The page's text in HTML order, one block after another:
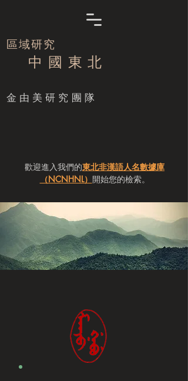
區域研究
中 國 東 北
​金由美研究團隊
歡迎進入我們的東北非漢語人名數據庫
（NCNHNL） 開始您的檢索。